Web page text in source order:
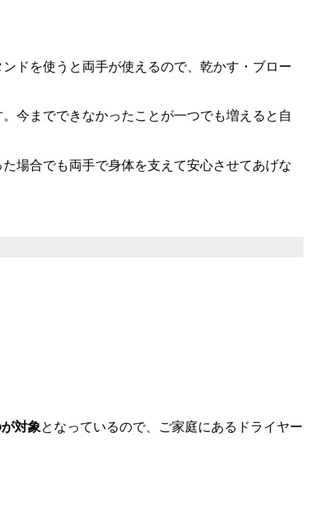
ドを使うと両手が使えるので、 乾かす・ブロー
今までできなかったことが一つでも増えると自
場合でも両手で身体を支えて安心させてあげな
対象となっているので、ご家庭にあるドライヤー